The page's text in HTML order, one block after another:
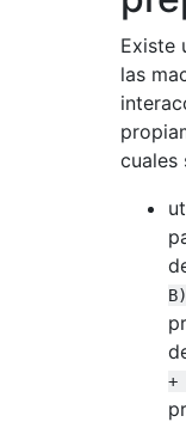
Existe
las
cuales
+